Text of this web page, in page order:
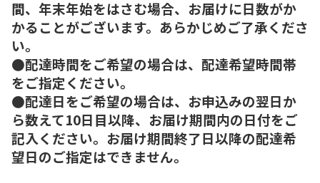
間、年末年始をはさむ場合、お届けに日数がか
かることがございます。あらかじめご了承くださ
い。
●配達時間をご希望の場合は、配達希望時間帯
をご指定ください。
●配達日をご希望の場合は、お申込みの翌日か
ら数えて10日目以降、お届け期間内の日付をご
記入ください。お届け期間終了日以降の配達希
望日のご指定はできません。